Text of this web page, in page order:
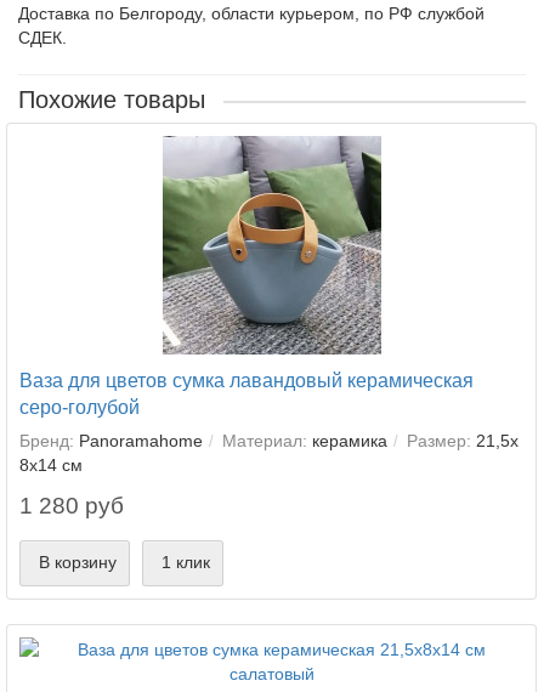
Доставка по Белгороду, области курьером, по РФ службой
СДЕК.
Похожие товары
Ваза для цветов сумка лавандовый керамическая
серо-голубой
Бренд: Panoramahome Материал: керамика Размер: 21,5х
8х14 см
1 280 руб
В корзину 1 клик